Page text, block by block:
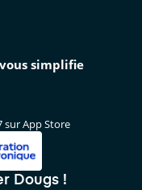
simplifie
sur App Store
Dougs !